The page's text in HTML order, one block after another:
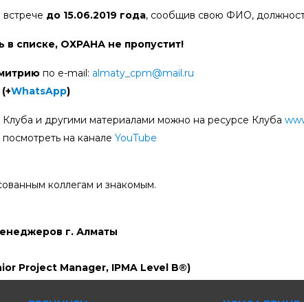
до 15.06.2019 года, сообщив свою ФИО,
в списке, ОХРАНА не пропустит!
по е-mail: almaty_cpm@mail.ru
WhatsApp)
и другими материалами можно на ресурсе Клуба
на канале YouTube
коллегам и знакомым.
г. Алматы
Project Manager, IPMA Level B®)